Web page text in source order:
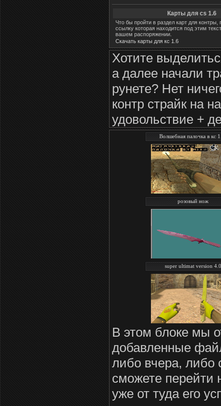
Карты для cs 1.6
Что бы пройти в раздел карт для контры,
ссылку которая находится под этим
вашем распоряжении.
Скачать карты для кс 1.6
Хотите
а далее начали
рунете? Нет
контр страйк на
удовольствие +
Волшебная палочка в кс
розовый нож
super ultimat version 4.0
В этом блоке мы
добавленные
либо вчера, либо
сможете перейти
уже от туда его